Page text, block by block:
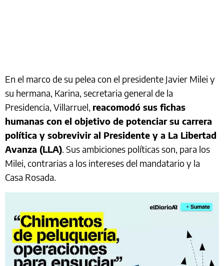
En el marco de su pelea con el presidente Javier Milei y
su hermana, Karina, secretaria general de la
Presidencia, Villarruel, reacomodó sus fichas
humanas con el objetivo de potenciar su carrera
política y sobrevivir al Presidente y a La Libertad
Avanza (LLA). Sus ambiciones políticas son, para los
Milei, contrarias a los intereses del mandatario y la
Casa Rosada.